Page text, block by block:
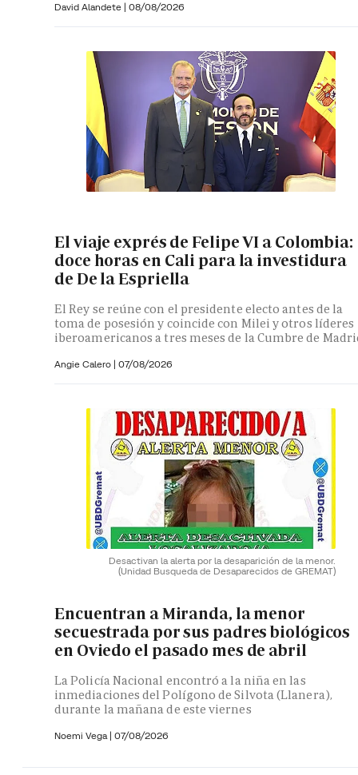
David Alandete | 08/08/2026
El viaje exprés de Felipe VI a Colombia:
doce horas en Cali para la investidura
de De la Espriella
El Rey se reúne con el presidente electo antes de la
toma de posesión y coincide con Milei y otros líderes
iberoamericanos a tres meses de la Cumbre de
Angie Calero | 07/08/2026
Desactivan la alerta por la desaparición de la menor.
(Unidad Busqueda de Desaparecidos de GREMAT)
Encuentran a Miranda, la menor
secuestrada por sus padres biológicos
en Oviedo el pasado mes de abril
La Policía Nacional encontró a la niña en las
inmediaciones del Polígono de Silvota (Llanera),
durante la mañana de este viernes
Noemi Vega | 07/08/2026